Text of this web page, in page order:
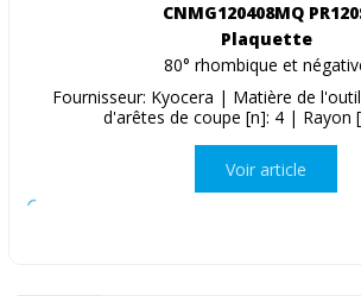
CNMG120408MQ
Plaquette
80° rhombique et
Fournisseur: Kyocera | Matière de
d'arêtes de coupe [n]: 4 | Rayon
Voir article